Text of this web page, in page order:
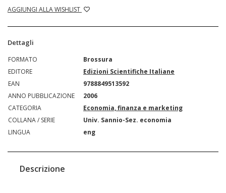
AGGIUNGI ALLA WISHLIST
Dettagli
FORMATO
Brossura
EDITORE
Edizioni Scientifiche Italiane
EAN
9788849513592
ANNO PUBBLICAZIONE
2006
CATEGORIA
Economia, finanza e marketing
COLLANA / SERIE
Univ. Sannio-Sez. economia
LINGUA
eng
Descrizione